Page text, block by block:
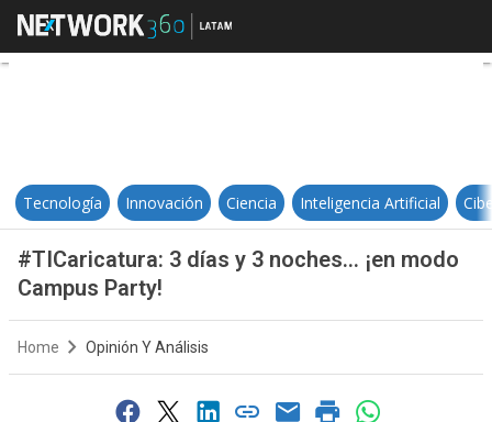
#TICaricatura: 3 días y 3
Tecnología Innovación Ciencia Inteligencia Artificial
#TICaricatura: 3 días y 3 noches… ¡en modo
Campus Party!
Home Opinión Y Análisis